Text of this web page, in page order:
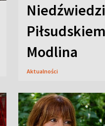
Modlina
Aktualności